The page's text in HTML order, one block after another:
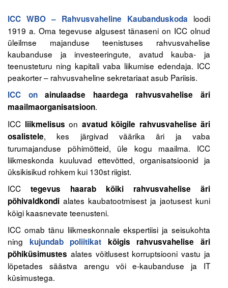
Tegevused
Publikatsioonid
Arvamus
Viidad
ICC WBO
ICC komisjonid
Digiraamatukogu
Juhendid ja väljaanded
Videod
Kontakt
Liitu meililistiga
Oskusteave
Incoterms® 2020
ICC WBO – Rahvusvaheline Kaubanduskoda loodi
1919 a. Oma tegevuse algusest tänaseni on ICC olnud
üleilmse majanduse teenistuses rahvusvahelise
kaubanduse ja investeeringute, avatud kauba- ja
teenusteturu ning kapitali vaba liikumise edendaja. ICC
peakorter – rahvusvaheline sekretariaat asub Pariisis.
ICC on
ainulaadse haardega rahvusvahelise äri
maailmaorganisatsioon.
ICC liikmelisus on avatud kõigile rahvusvahelise äri
osalistele, kes järgivad väärika äri ja vaba
turumajanduse põhimõtteid, üle kogu maailma. ICC
liikmeskonda kuuluvad ettevõtted, organisatsioonid ja
üksikisikud rohkem kui 130st riigist.
ICC tegevus haarab
kõiki rahvusvahelise äri
põhivaldkondi alates kaubatootmisest ja jaotusest kuni
kõigi kaasnevate teenusteni.
ICC omab tänu liikmeskonnale ekspertiisi ja seisukohta
ning kujundab poliitikat kõigis rahvusvahelise äri
põhiküsimustes alates võitlusest korruptsiooni vastu ja
lõpetades säästva arengu või e-kaubanduse ja IT
küsimustega.